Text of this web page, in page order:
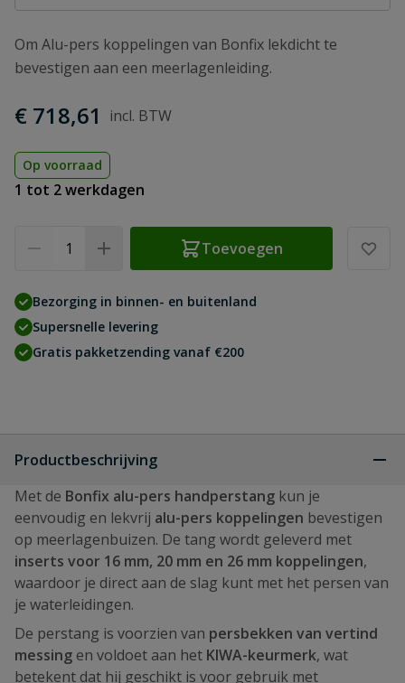
Om Alu-pers koppelingen van Bonfix lekdicht te
bevestigen aan een meerlagenleiding.
€ 718,61
Op voorraad
1 tot 2 werkdagen
Toevoegen
Bezorging in binnen- en buitenland
Supersnelle levering
Gratis pakketzending vanaf €200
Productbeschrijving
Met de Bonfix alu-pers handperstang kun je
eenvoudig en lekvrij alu-pers koppelingen bevestigen
op meerlagenbuizen. De tang wordt geleverd met
inserts voor 16 mm, 20 mm en 26 mm koppelingen,
waardoor je direct aan de slag kunt met het persen van
je waterleidingen.
De perstang is voorzien van persbekken van vertind
messing en voldoet aan het KIWA-keurmerk, wat
betekent dat hij geschikt is voor gebruik met